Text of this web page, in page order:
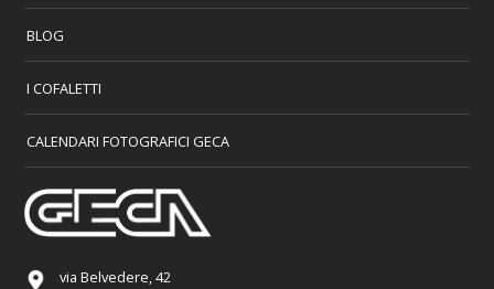
BLOG
I COFALETTI
CALENDARI FOTOGRAFICI GECA
via Belvedere, 42